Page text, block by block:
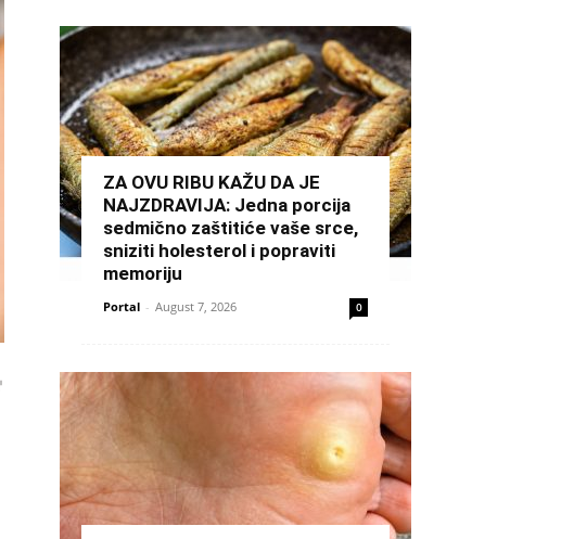
ZA OVU RIBU KAŽU DA JE
NAJZDRAVIJA: Jedna porcija
sedmično zaštitiće vaše srce,
sniziti holesterol i popraviti
memoriju
Portal - August 7, 2026 0